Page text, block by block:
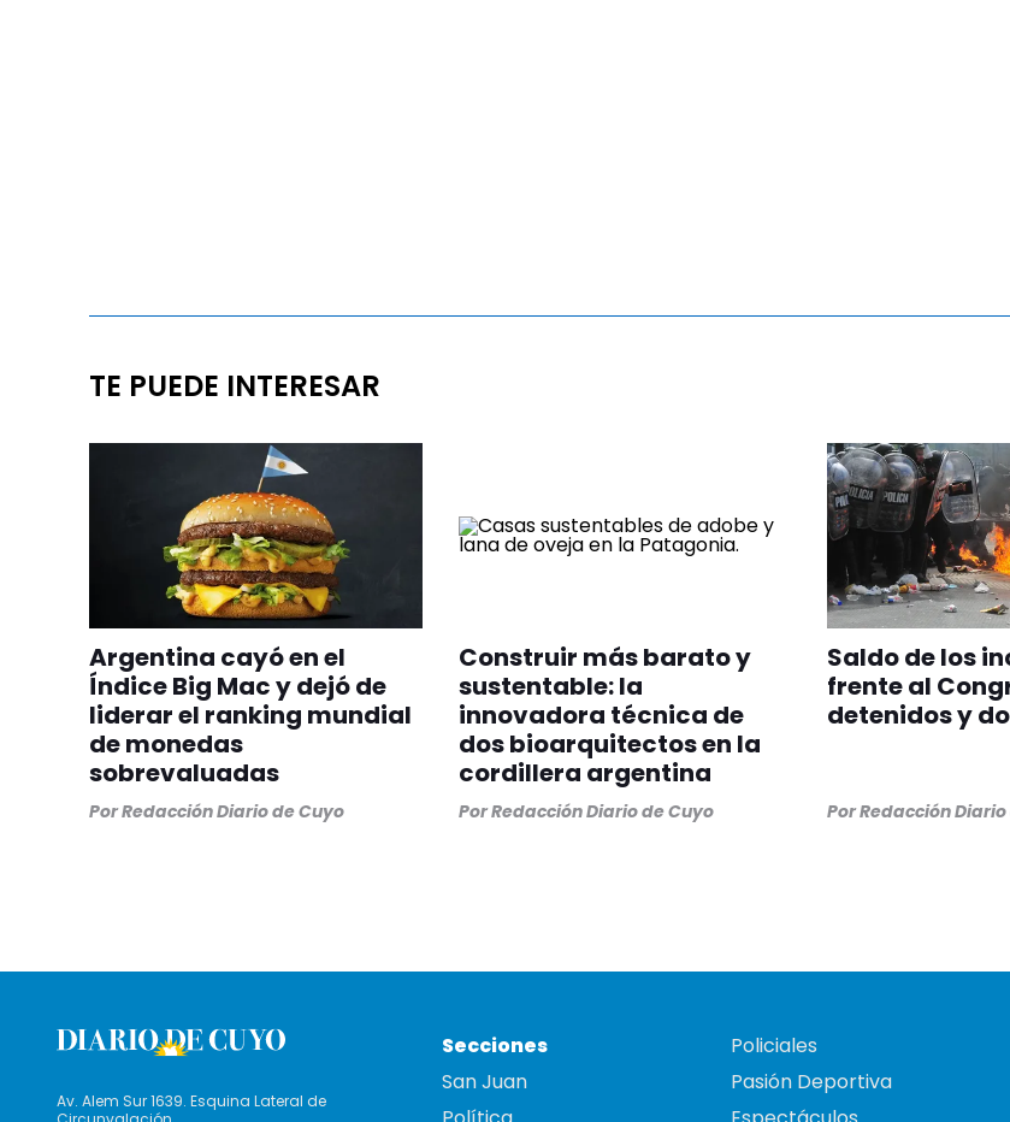
TE PUEDE INTERESAR
Argentina cayó en el
Índice Big Mac y dejó de
liderar el ranking mundial
de monedas
sobrevaluadas
PorRedacción Diario de Cuyo
Construir más barato y
sustentable: la
innovadora técnica de
dos bioarquitectos en la
cordillera argentina
PorRedacción Diario de Cuyo
Saldo de los
frente al
detenidos y
PorRedacción
Av. Alem Sur 1639. Esquina Lateral de
Secciones
San Juan
Policiales
Pasión Deportiva